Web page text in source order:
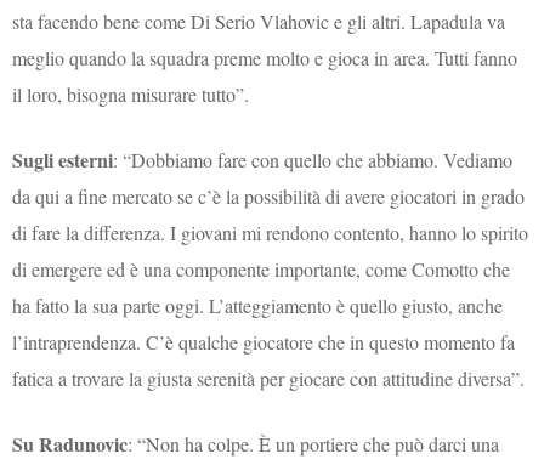
sta facendo bene come Di Serio Vlahovic e gli altri. Lapadula va
meglio quando la squadra preme molto e gioca in area. Tutti fanno
il loro, bisogna misurare tutto”.
Sugli esterni: “Dobbiamo fare con quello che abbiamo. Vediamo
da qui a fine mercato se c’è la possibilità di avere giocatori in grado
di fare la differenza. I giovani mi rendono contento, hanno lo spirito
di emergere ed è una componente importante, come Comotto che
ha fatto la sua parte oggi. L’atteggiamento è quello giusto, anche
l’intraprendenza. C’è qualche giocatore che in questo momento fa
fatica a trovare la giusta serenità per giocare con attitudine diversa”.
Su Radunovic: “Non ha colpe. È un portiere che può darci una